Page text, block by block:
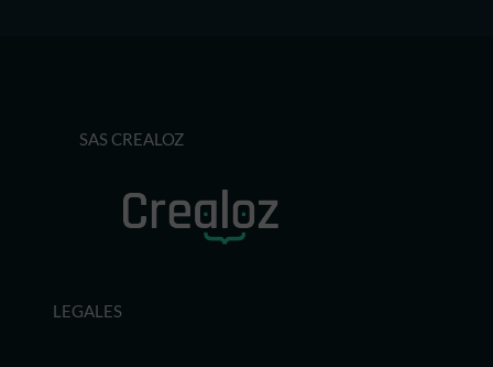
SAS CREALOZ
LEGALES